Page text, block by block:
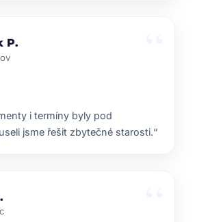
bylo jasné, že ví, co dělají.
a za dobrou cenu.“